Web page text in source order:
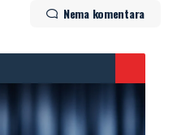
Nema komentara